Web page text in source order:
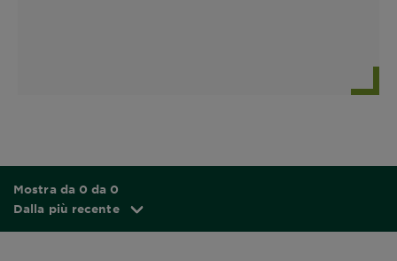
Mostra da 0 da 0
Dalla più recente